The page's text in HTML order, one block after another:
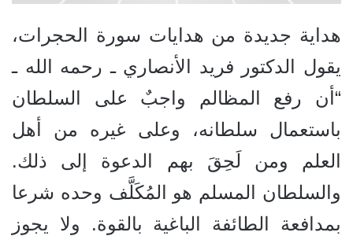
هداية جديدة من هدايات سورة الحجرات،
يقول الدكتور فريد الأنصاري ـ رحمه الله ـ
“أن رفع المظالم واجبٌ على السلطان
باستعمال سلطانه، وعلى غيره من أهل
العلم ومن لَحِقَ بهم الدعوة إلى ذلك.
والسلطان المسلم هو المُكَلَّف وحده شرعا
بمدافعة الطائفة الباغية بالقوة. ولا يجوز